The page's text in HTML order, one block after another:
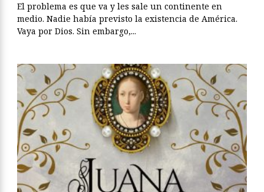
El problema es que va y les sale un continente en
medio. Nadie había previsto la existencia de América.
Vaya por Dios. Sin embargo,...